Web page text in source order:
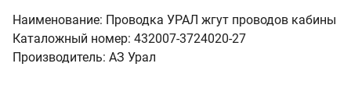
Наименование: Проводка УРАЛ жгут проводов кабины
Каталожный номер: 432007-3724020-27
Производитель: АЗ Урал